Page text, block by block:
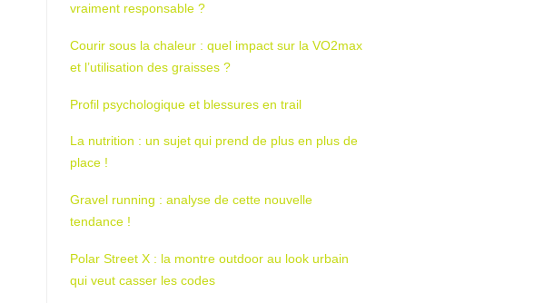
vraiment responsable ?
Courir sous la chaleur : quel impact sur la VO2max
et l’utilisation des graisses ?
Profil psychologique et blessures en trail
La nutrition : un sujet qui prend de plus en plus de
place !
Gravel running : analyse de cette nouvelle
tendance !
Polar Street X : la montre outdoor au look urbain
qui veut casser les codes